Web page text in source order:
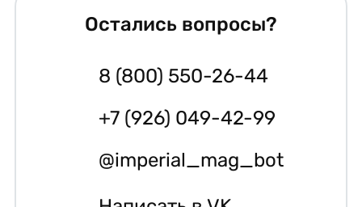
Остались вопросы?
8 (800) 550-26-44
+7 (926) 049-42-99
@imperial_mag_bot